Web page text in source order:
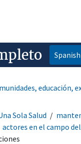
Spanish
educación,
Sola Salud
actores en el campo